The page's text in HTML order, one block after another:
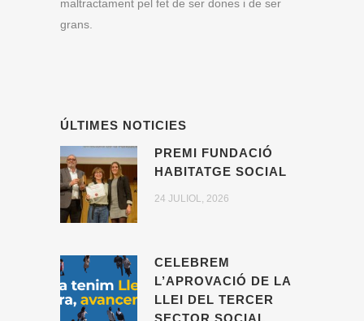
maltractament pel fet de ser dones i de ser
grans.
ÚLTIMES NOTICIES
PREMI FUNDACIÓ
HABITATGE SOCIAL
24 JULIOL, 2026
CELEBREM
L’APROVACIÓ DE LA
LLEI DEL TERCER
SECTOR SOCIAL